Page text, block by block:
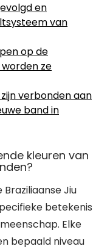
en
van
op de
ze
verbonden aan
band in
kleuren van
Jiu
betekenis
Elke
bepaald niveau